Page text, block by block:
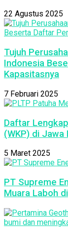
22 Agustus 2025
Tujuh
Indonesia
Kapasitasnya
7 Februari 2025
Daftar
(WKP) di
5 Maret 2025
PT Supreme
Muara Laboh